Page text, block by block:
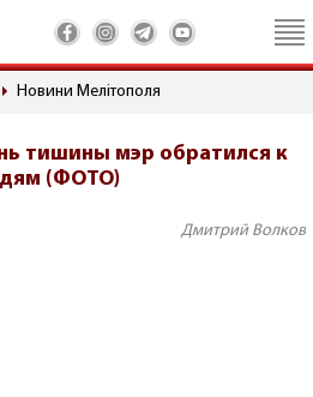
Новини Мелітополя
тишины мэр обратился к
(ФОТО)
Дмитрий Волков